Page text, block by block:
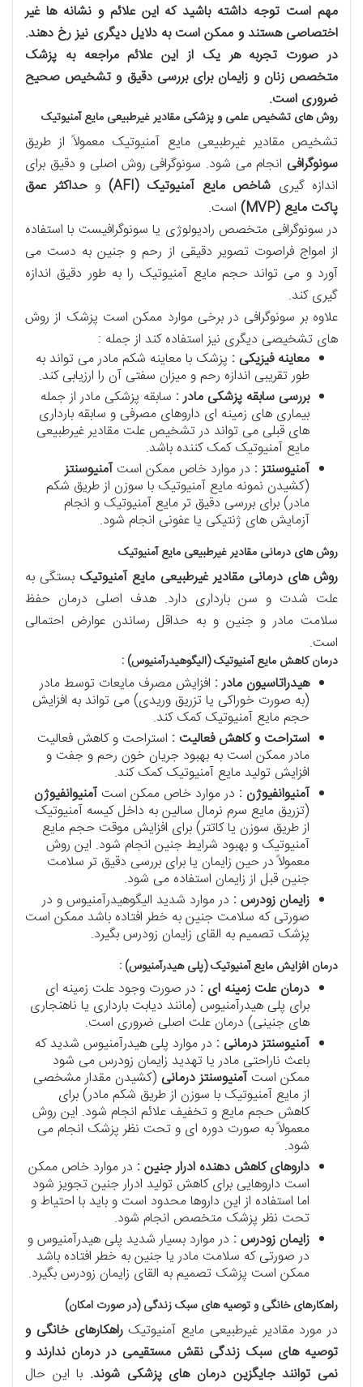
مهم است توجه داشته باشید که این علائم و نشانه ها غیر
اختصاصی هستند و ممکن است به دلایل دیگری نیز رخ دهند.
در صورت تجربه هر یک از این علائم مراجعه به پزشک
متخصص زنان و زایمان برای بررسی دقیق و تشخیص صحیح
ضروری است.
روش های تشخیص علمی و پزشکی مقادیر غیرطبیعی مایع آمنیوتیک
تشخیص مقادیر غیرطبیعی مایع آمنیوتیک معمولاً از طریق
سونوگرافی انجام می شود. سونوگرافی روش اصلی و دقیق برای
اندازه گیری شاخص مایع آمنیوتیک (AFI) وحداکثر عمق
پاکت مایع (MVP)
است.
در سونوگرافی متخصص رادیولوژی یا سونوگرافیست با استفاده
از امواج فراصوت تصویر دقیقی از رحم و جنین به دست می
آورد و می تواند حجم مایع آمنیوتیک را به طور دقیق اندازه
گیری کند.
علاوه بر سونوگرافی در برخی موارد ممکن است پزشک از روش
های تشخیصی دیگری نیز استفاده کند از جمله :
معاینه فیزیکی : پزشک با معاینه شکم مادر می تواند به
طور تقریبی اندازه رحم و میزان سفتی آن را ارزیابی کند.
بررسی سابقه پزشکی مادر : سابقه پزشکی مادر از جمله
بیماری های زمینه ای داروهای مصرفی و سابقه بارداری
های قبلی می تواند در تشخیص علت مقادیر غیرطبیعی
مایع آمنیوتیک کمک کننده باشد.
آمنیوسنتز : در موارد خاص ممکن استآمنیوسنتز
(کشیدن نمونه مایع آمنیوتیک با سوزن از طریق شکم
مادر) برای بررسی دقیق تر مایع آمنیوتیک و انجام
آزمایش های ژنتیکی یا عفونی انجام شود.
روش های درمانی مقادیر غیرطبیعی مایع آمنیوتیک
روش های درمانی مقادیر غیرطبیعی مایع آمنیوتیک بستگی به
علت شدت و سن بارداری دارد. هدف اصلی درمان حفظ
سلامت مادر و جنین و به حداقل رساندن عوارض احتمالی
است.
درمان کاهش مایع آمنیوتیک (الیگوهیدرآمنیوس) :
هیدراتاسیون مادر : افزایش مصرف مایعات توسط مادر
(به صورت خوراکی یا تزریق وریدی) می تواند به افزایش
حجم مایع آمنیوتیک کمک کند.
استراحت و کاهش فعالیت : استراحت و کاهش فعالیت
مادر ممکن است به بهبود جریان خون رحم و جفت و
افزایش تولید مایع آمنیوتیک کمک کند.
آمنیوانفیوژن : در موارد خاص ممکن استآمنیوانفیوژن
(تزریق مایع سرم نرمال سالین به داخل کیسه آمنیوتیک
از طریق سوزن یا کاتتر) برای افزایش موقت حجم مایع
آمنیوتیک و بهبود شرایط جنین انجام شود. این روش
معمولاً در حین زایمان یا برای بررسی دقیق تر سلامت
جنین قبل از زایمان استفاده می شود.
زایمان زودرس : در موارد شدید الیگوهیدرآمنیوس و در
صورتی که سلامت جنین به خطر افتاده باشد ممکن است
پزشک تصمیم به القای زایمان زودرس بگیرد.
درمان افزایش مایع آمنیوتیک (پلی هیدرآمنیوس) :
درمان علت زمینه ای : در صورت وجود علت زمینه ای
برای پلی هیدرآمنیوس (مانند دیابت بارداری یا ناهنجاری
های جنینی) درمان علت اصلی ضروری است.
آمنیوسنتز درمانی : در موارد پلی هیدرآمنیوس شدید که
باعث ناراحتی مادر یا تهدید زایمان زودرس می شود
ممکن استآمنیوسنتز درمانی (کشیدن مقدار مشخصی
از مایع آمنیوتیک با سوزن از طریق شکم مادر) برای
کاهش حجم مایع و تخفیف علائم انجام شود. این روش
معمولاً به صورت دوره ای و تحت نظر پزشک انجام می
شود.
داروهای کاهش دهنده ادرار جنین : در موارد خاص ممکن
است داروهایی برای کاهش تولید ادرار جنین تجویز شود
اما استفاده از این داروها محدود است و باید با احتیاط و
تحت نظر پزشک متخصص انجام شود.
زایمان زودرس : در موارد بسیار شدید پلی هیدرآمنیوس و
در صورتی که سلامت مادر یا جنین به خطر افتاده باشد
ممکن است پزشک تصمیم به القای زایمان زودرس بگیرد.
راهکارهای خانگی و توصیه های سبک زندگی (در صورت امکان)
در مورد مقادیر غیرطبیعی مایع آمنیوتیکراهکارهای خانگی و
توصیه های سبک زندگی نقش مستقیمی در درمان ندارند و
نمی توانند جایگزین درمان های پزشکی شوند. با این حال